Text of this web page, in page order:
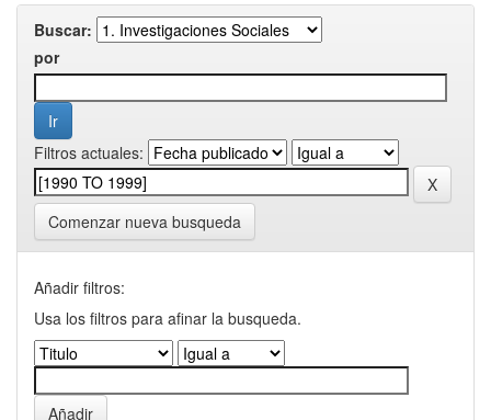
Buscar:
por
Filtros actuales:
Comenzar nueva busqueda
Añadir filtros:
Usa los filtros para afinar la busqueda.